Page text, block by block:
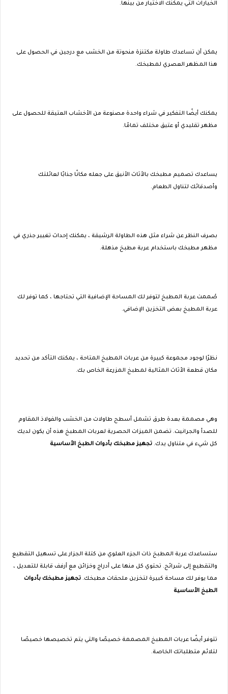
الخيارات التي يمكنك الاختيار من بينها.
يمكن أن تساعدك طاولة مكتنزة منحوتة من الخشب مع درجين في الحصول على
هذا المظهر العصري لمطبخك.
يمكنك أيضًا التفكير في شراء واحدة مصنوعة من الأخشاب العتيقة للحصول على
مظهر تقليدي أو عتيق مختلف تمامًا.
يساعدك تصميم مطبخك بالأثاث الأنيق على جعله مكانًا جذابًا لعائلتك
وأصدقائك لتناول الطعام.
بصرف النظر عن شراء مثل هذه الطاولة الرشيقة ، يمكنك إحداث تغيير جذري في
مظهر مطبخك باستخدام عربة مطبخ مذهلة.
صُممت عربة المطبخ لتوفر لك المساحة الإضافية التي تحتاجها ، كما توفر لك
عربة المطبخ بعض التخزين الإضافي.
نظرًا لوجود مجموعة كبيرة من عربات المطبخ المتاحة ، يمكنك التأكد من تحديد
مكان قطعة الأثاث المثالية لمطبخ المزرعة الخاص بك.
وهي مصممة بعدة طرق تشمل أسطح طاولات من الخشب والفولاذ المقاوم
للصدأ والجرانيت. تضمن الميزات الحصرية لعربات المطبخ هذه أن يكون لديك
كل شيء في متناول يدك.تجهيز مطبخك بأدوات الطبخ الأساسية
ستساعدك عربة المطبخ ذات الجزء العلوي من كتلة الجزار على تسهيل التقطيع
والتقطيع إلى شرائح. تحتوي كل منها على أدراج وخزائن مع أرفف قابلة للتعديل ،
مما يوفر لك مساحة كبيرة لتخزين ملحقات مطبخك.تجهيز مطبخك بأدوات
الطبخ الأساسية
تتوفر أيضًا عربات المطبخ المصممة خصيصًا والتي يتم تخصيصها خصيصًا
لتلائم متطلباتك الخاصة.